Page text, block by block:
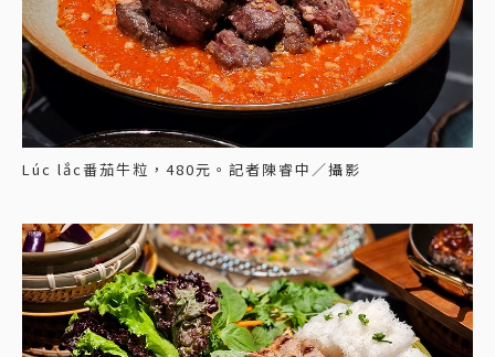
Lúc lắc番茄牛粒，480元。記者陳睿中／攝影